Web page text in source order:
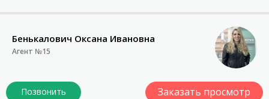
Бенькалович Оксана Ивановна
Агент №15
Заказать просмотр